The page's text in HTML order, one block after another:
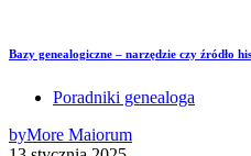
Bazy genealogiczne – narzędzie czy źródło
Poradniki genealoga
byMore Maiorum